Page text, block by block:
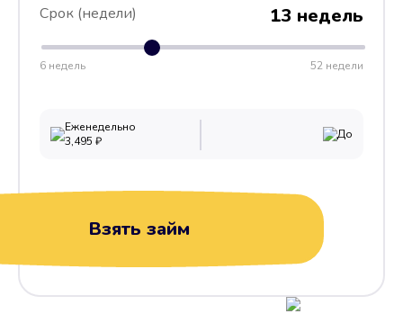
Срок (недели) 13 недель
6 недель 52 недели
Еженедельно
3,495 ₽ До
Взять займ